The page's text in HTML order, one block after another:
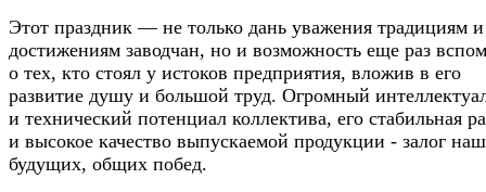
Этот праздник — не только дань уважения традициям и
достижениям заводчан, но и возможность еще раз
о тех, кто стоял у истоков предприятия, вложив в его
развитие душу и большой труд. Огромный
и технический потенциал коллектива, его стабильная
и высокое качество выпускаемой продукции - залог
будущих, общих побед.